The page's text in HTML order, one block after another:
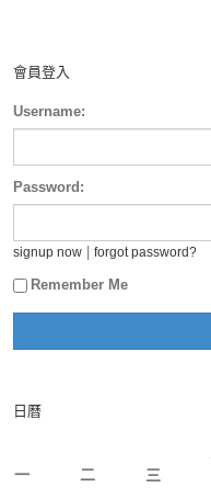
會員登入
Username:
Password:
signup now forgot password?
Remember Me
日曆
一
二 三